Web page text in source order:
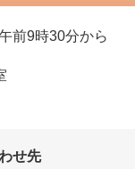
前9時30分から
せ先